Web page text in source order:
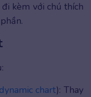
kèm với chú thích
chart): Thay